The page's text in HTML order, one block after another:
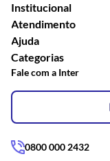
Institucional
Atendimento
Ajuda
Categorias
Fale com a Inter
0800 000 2432